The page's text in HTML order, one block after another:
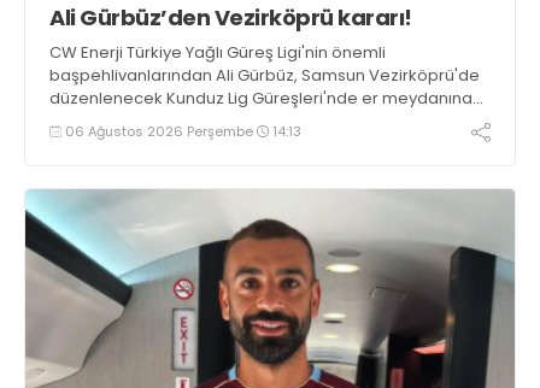
Ali Gürbüz’den Vezirköprü kararı!
CW Enerji Türkiye Yağlı Güreş Ligi'nin önemli
başpehlivanlarından Ali Gürbüz, Samsun Vezirköprü'de
düzenlenecek Kunduz Lig Güreşleri'nde er meydanına
çıkmayacak.
06 Ağustos 2026 Perşembe 14:13